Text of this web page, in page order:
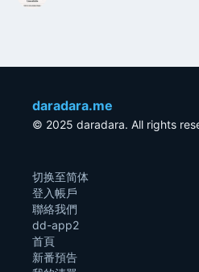
daradara.me
© 2025 daradara. All rights
切换至简体
登入帳戶
聯絡我們
dd-app2
首頁
新番預告